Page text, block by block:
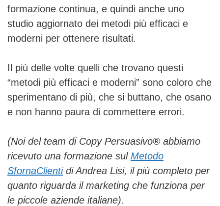
formazione continua, e quindi anche uno
studio aggiornato dei metodi più efficaci e
moderni per ottenere risultati.
Il più delle volte quelli che trovano questi
“metodi più efficaci e moderni” sono coloro che
sperimentano di più, che si buttano, che osano
e non hanno paura di commettere errori.
(Noi del team di Copy Persuasivo® abbiamo
ricevuto una formazione sul Metodo
SfornaClientidi Andrea Lisi, il più completo per
quanto riguarda il marketing che funziona per
le piccole aziende italiane).